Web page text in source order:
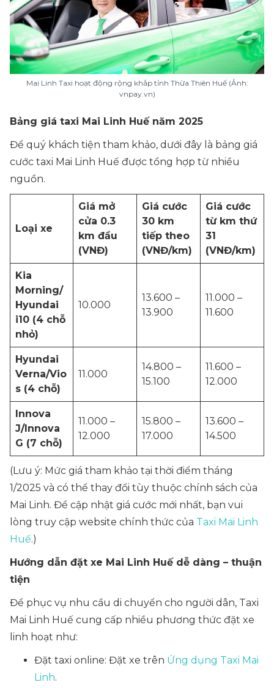
Mai Linh Taxi hoạt động rộng khắp tỉnh Thừa Thiên Huế (Ảnh:
vnpay.vn)
Bảng giá taxi Mai Linh Huế năm 2025
Để quý khách tiện tham khảo, dưới đây là bảng giá
cước taxi Mai Linh Huế được tổng hợp từ nhiều
nguồn.
Loại xe
Giá mở
cửa 0.3
km đầu
(VNĐ)
Giá cước
30 km
tiếp theo
(VNĐ/km)
Giá cước
từ km thứ
31
(VNĐ/km)
Kia
Morning/
Hyundai
i10 (4 chỗ
nhỏ)
10.000
13.600 –
13.900
11.000 –
11.600
Hyundai
Verna/Vio
s (4 chỗ)
11.000
14.800 –
15.100
11.600 –
12.000
Innova
J/Innova
G (7 chỗ)
11.000 –
12.000
15.800 –
17.000
13.600 –
14.500
(Lưu ý: Mức giá tham khảo tại thời điểm tháng
1/2025 và có thể thay đổi tùy thuộc chính sách của
Mai Linh. Để cập nhật giá cước mới nhất, bạn vui
lòng truy cập website chính thức của Taxi Mai Linh
Huế.)
Hướng dẫn đặt xe Mai Linh Huế dễ dàng – thuận
tiện
Để phục vụ nhu cầu di chuyển cho người dân, Taxi
Mai Linh Huế cung cấp nhiều phương thức đặt xe
linh hoạt như:
Đặt taxi online: Đặt xe trên Ứng dụng Taxi Mai
Linh.